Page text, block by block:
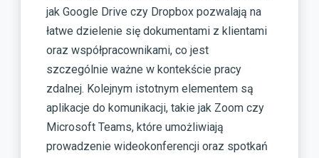
jak Google Drive czy Dropbox pozwalają na
łatwe dzielenie się dokumentami z klientami
oraz współpracownikami, co jest
szczególnie ważne w kontekście pracy
zdalnej. Kolejnym istotnym elementem są
aplikacje do komunikacji, takie jak Zoom czy
Microsoft Teams, które umożliwiają
prowadzenie wideokonferencji oraz spotkań